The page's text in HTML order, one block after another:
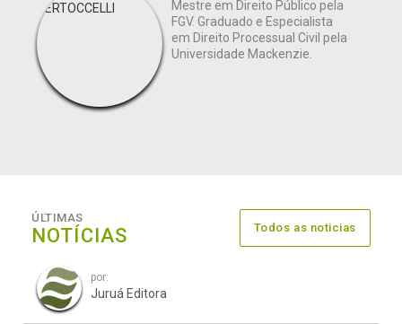
Mestre em Direito Público pela
FGV. Graduado e Especialista
em Direito Processual Civil pela
Universidade Mackenzie.
ÚLTIMAS
NOTÍCIAS Todos as noticias
por:
Juruá Editora